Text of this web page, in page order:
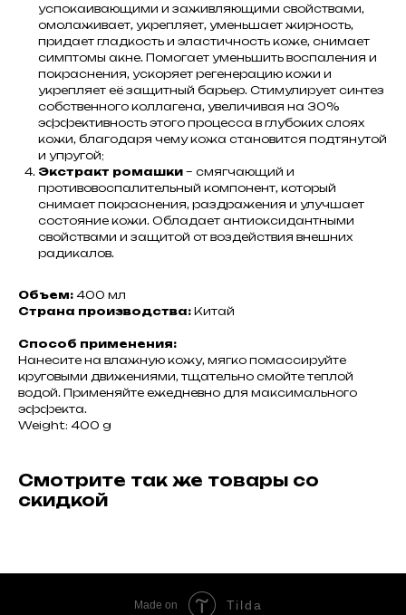
успокаивающими и заживляющими свойствами,
омолаживает, укрепляет, уменьшает жирность,
придает гладкость и эластичность коже, снимает
симптомы акне. Помогает уменьшить воспаления и
покраснения, ускоряет регенерацию кожи и
укрепляет её защитный барьер. Стимулирует синтез
собственного коллагена, увеличивая на 30%
эффективность этого процесса в глубоких слоях
кожи, благодаря чему кожа становится подтянутой
и упругой;
Экстракт ромашки – смягчающий и
противовоспалительный компонент, который
снимает покраснения, раздражения и улучшает
состояние кожи. Обладает антиоксидантными
свойствами и защитой от воздействия внешних
радикалов.
Объем: 400 мл
Страна производства: Китай
Способ применения:
Нанесите на влажную кожу, мягко помассируйте
круговыми движениями, тщательно смойте теплой
водой. Применяйте ежедневно для максимального
эффекта.
Weight: 400 g
Смотрите так же товары со
скидкой
Made on Tilda